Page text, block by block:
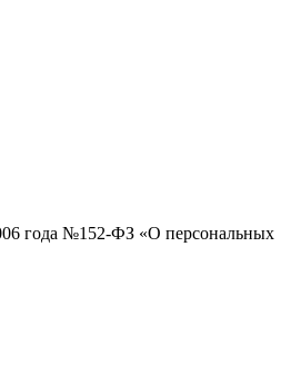
года №152-ФЗ «О персональных